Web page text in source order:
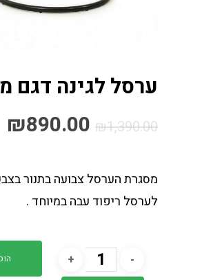
ערסל לגינה דגם
₪1,390.00
₪890.00
מסגרת הערסל צבועה בתנור
לערסל ריפוד עבה במיוחד .